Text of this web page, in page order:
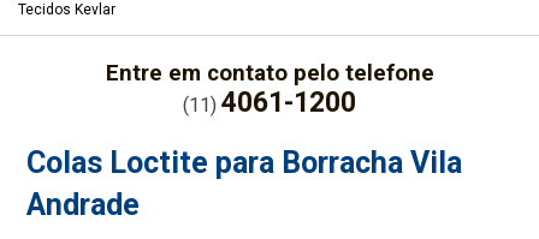
Tecidos Kevlar
Entre em contato pelo telefone
(11) 4061-1200
Colas Loctite para Borracha Vila
Andrade